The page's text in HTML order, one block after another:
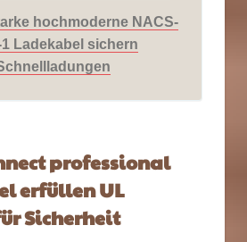
hochmoderne NACS-
Ladekabel sichern
professional
erfüllen UL
Sicherheit